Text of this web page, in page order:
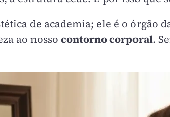
de academia; ele é o órgão
ao nosso contorno corporal.